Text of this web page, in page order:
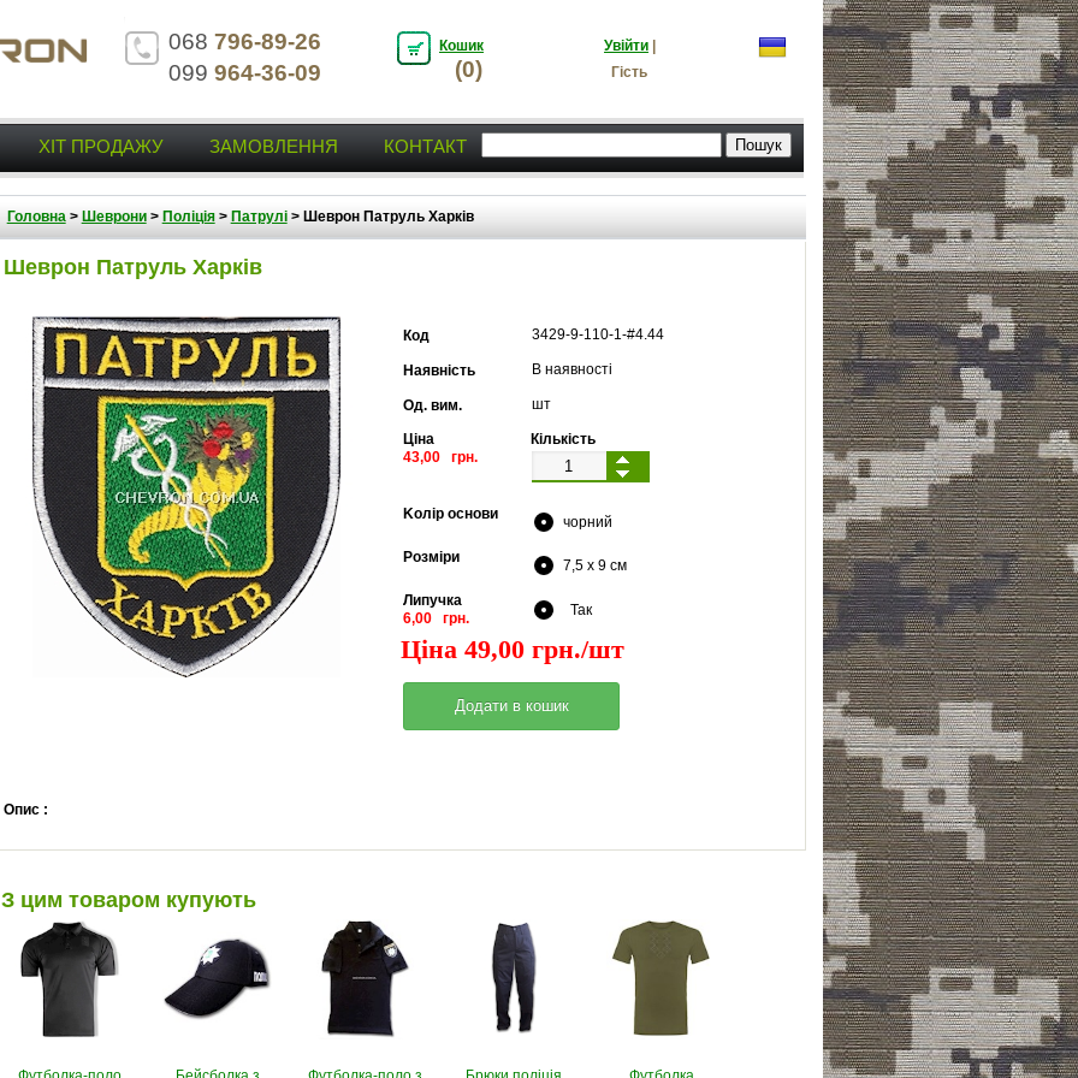
068 796-89-26
099 964-36-09
Кошик
(0)
Увійти
Гість
ХІТ ПРОДАЖУ ЗАМОВЛЕННЯ КОНТАКТ
Головна> Шеврони> Поліція> Патрулі> Шеврон Патруль Харків
Шеврон Патруль Харків
Код 3429-9-110-1-#4.44
Наявність В наявності
Од. вим. шт
Ціна
43,00 грн.
Кількість
Kолір основи
чорний
Pозміри
7,5 x 9 см
Липучка
6,00 грн.
Так
Ціна 49,00 грн./шт
Опис :
З цим товаром купують